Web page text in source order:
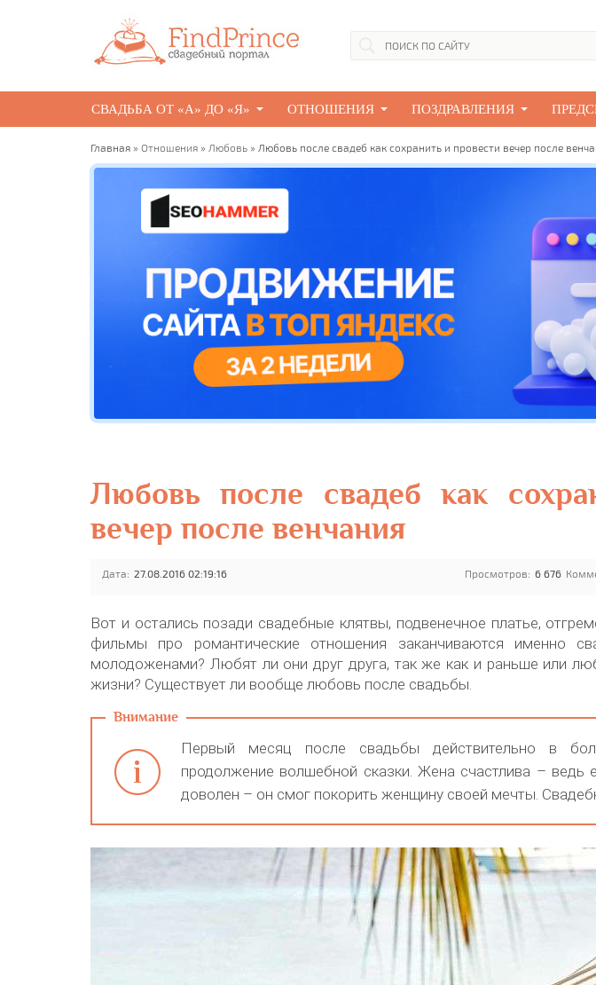
СВАДЬБА ОТ «А» ДО «Я» ОТНОШЕНИЯ ПОЗДРАВЛЕНИЯ
Главная » Отношения » Любовь » Любовь после свадеб как сохранить и провести вечер после
Любовь после свадеб как
вечер после венчания
Дата: 27.08.2016 02:19:16 Просмотров: 6 676
Вот и остались позади свадебные клятвы, подвенечное платье,
фильмы про романтические отношения заканчиваются именно
молодоженами? Любят ли они друг друга, так же как и раньше или
жизни? Существует ли вообще любовь после свадьбы.
Первый месяц после свадьбы действительно в
продолжение волшебной сказки. Жена счастлива –
доволен – он смог покорить женщину своей мечты.